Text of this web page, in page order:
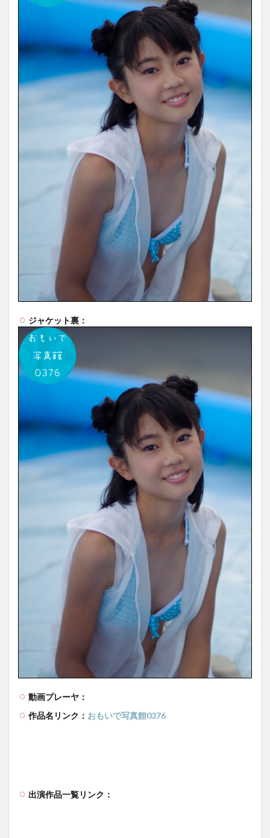
ジャケット裏：
動画プレーヤ：
作品名リンク： おもいで写真館0376
出演作品一覧リンク：